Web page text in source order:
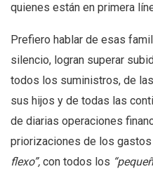
quienes están en primera
Prefiero hablar de esas
silencio, logran superar
todos los suministros, de
sus hijos y de todas las
de diarias operaciones
priorizaciones de los
flexo”, con todos los “pequeñ